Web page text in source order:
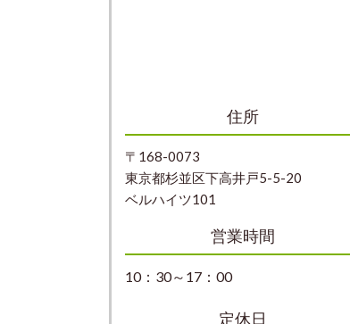
住所
〒168-0073
東京都杉並区下高井戸5-5-20
ベルハイツ101
営業時間
10：30～17：00
定休日